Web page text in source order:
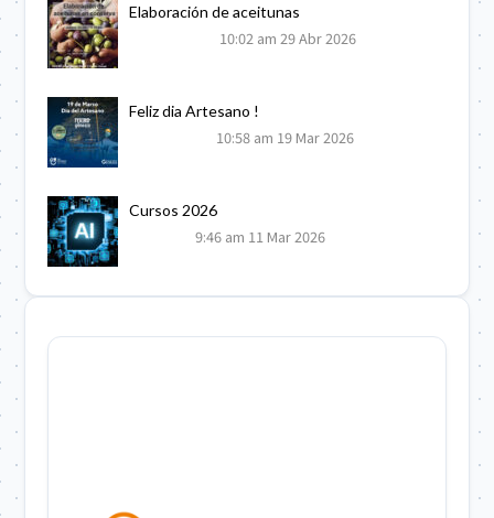
Elaboración de aceitunas
10:02 am 29 Abr 2026
Feliz dia Artesano !
10:58 am 19 Mar 2026
Cursos 2026
9:46 am 11 Mar 2026